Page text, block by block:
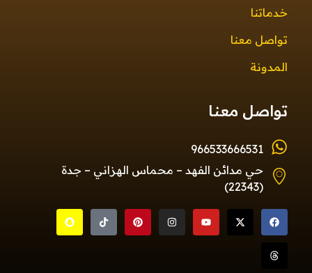
خدماتنا
تواصل معنا
المدونة
تواصل معنا
966533666531
حي مدائن الفهد – محماس الهزاني – جدة
(22343)